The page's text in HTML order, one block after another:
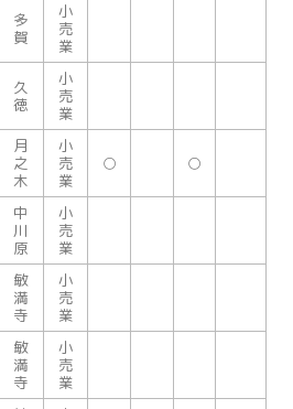
多
賀
小
売
業
久
徳
小
売
業
月
之
木
小
売
業
○ ○
中
川
原
小
売
業
敏
満
寺
小
売
業
敏
満
寺
小
売
業